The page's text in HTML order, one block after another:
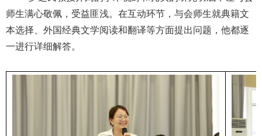
师生满心敬佩，受益匪浅。在互动环节，与会师生就典籍文
本选择、外国经典文学阅读和翻译等方面提出问题，他都逐
一进行详细解答。